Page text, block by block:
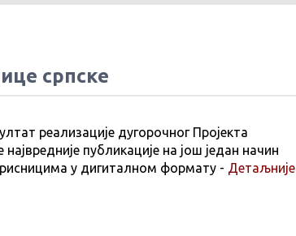
српске
реализације дугорочног Пројекта
публикације на још један начин
у дигиталном формату - Детаљније